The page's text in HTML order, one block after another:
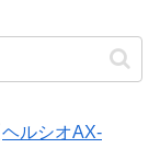
ヘルシオAX-